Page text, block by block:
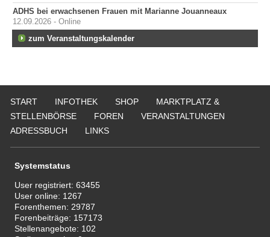
ADHS bei erwachsenen Frauen mit Marianne Jouanneaux
12.09.2026 - Online
zum Veranstaltungskalender
START INFOTHEK SHOP
MARKTPLATZ &
STELLENBÖRSE
FOREN
VERANSTALTUNGEN
ADRESSBUCH
LINKS
Systemstatus
User registriert:63455
User online: 1267
Forenthemen: 29787
Forenbeiträge: 157173
Stellenangebote: 102